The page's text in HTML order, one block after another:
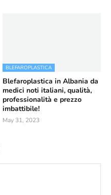
BLEFAROPLASTICA
Blefaroplastica in Albania da
medici noti italiani, qualità,
professionalità e prezzo
imbattibile!
May 31, 2023